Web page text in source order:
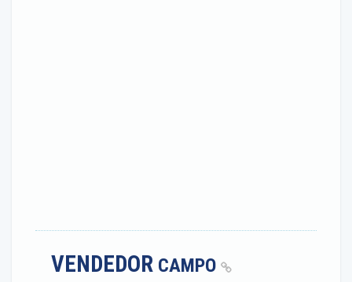
VENDEDOR CAMPO